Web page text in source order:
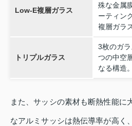
Low-E複層ガラス
殊な金属
ーティン
複層ガラス
トリプルガラス
3枚のガ
つの中空
なる構造。
また、サッシの素材も断熱性能に
なアルミサッシは熱伝導率が高く